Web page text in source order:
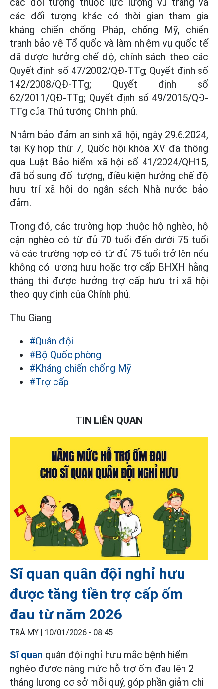
các đối tượng thuộc lực lượng vũ trang và
các đối tượng khác có thời gian tham gia
kháng chiến chống Pháp, chống Mỹ, chiến
tranh bảo vệ Tổ quốc và làm nhiệm vụ quốc tế
đã được hưởng chế độ, chính sách theo các
Quyết định số 47/2002/QĐ-TTg; Quyết định số
142/2008/QĐ-TTg; Quyết định số
62/2011/QĐ-TTg; Quyết định số 49/2015/QĐ-
TTg của Thủ tướng Chính phủ.
Nhằm bảo đảm an sinh xã hội, ngày 29.6.2024,
tại Kỳ họp thứ 7, Quốc hội khóa XV đã thông
qua Luật Bảo hiểm xã hội số 41/2024/QH15,
đã bổ sung đối tượng, điều kiện hưởng chế độ
hưu trí xã hội do ngân sách Nhà nước bảo
đảm.
Trong đó, các trường hợp thuộc hộ nghèo, hộ
cận nghèo có từ đủ 70 tuổi đến dưới 75 tuổi
và các trường hợp có từ đủ 75 tuổi trở lên nếu
không có lương hưu hoặc trợ cấp BHXH hằng
tháng thì được hưởng trợ cấp hưu trí xã hội
theo quy định của Chính phủ.
Thu Giang
#Quân đội
#Bộ Quốc phòng
#Kháng chiến chống Mỹ
#Trợ cấp
TIN LIÊN QUAN
Sĩ quan quân đội nghỉ hưu
được tăng tiền trợ cấp ốm
đau từ năm 2026
TRÀ MY | 10/01/2026 - 08:45
Sĩ quan quân đội nghỉ hưu mắc bệnh hiểm
nghèo được nâng mức hỗ trợ ốm đau lên 2
tháng lương cơ sở mỗi quý, góp phần giảm chi